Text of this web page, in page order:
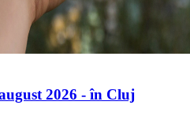
2026 - în Cluj